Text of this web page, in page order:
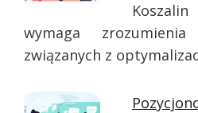
wymaga
związanych z